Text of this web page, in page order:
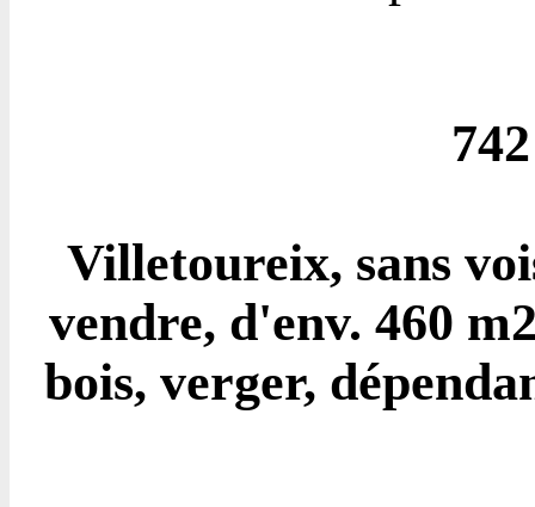
Villetoureix, sans
vendre, d'env. 460
bois, verger,